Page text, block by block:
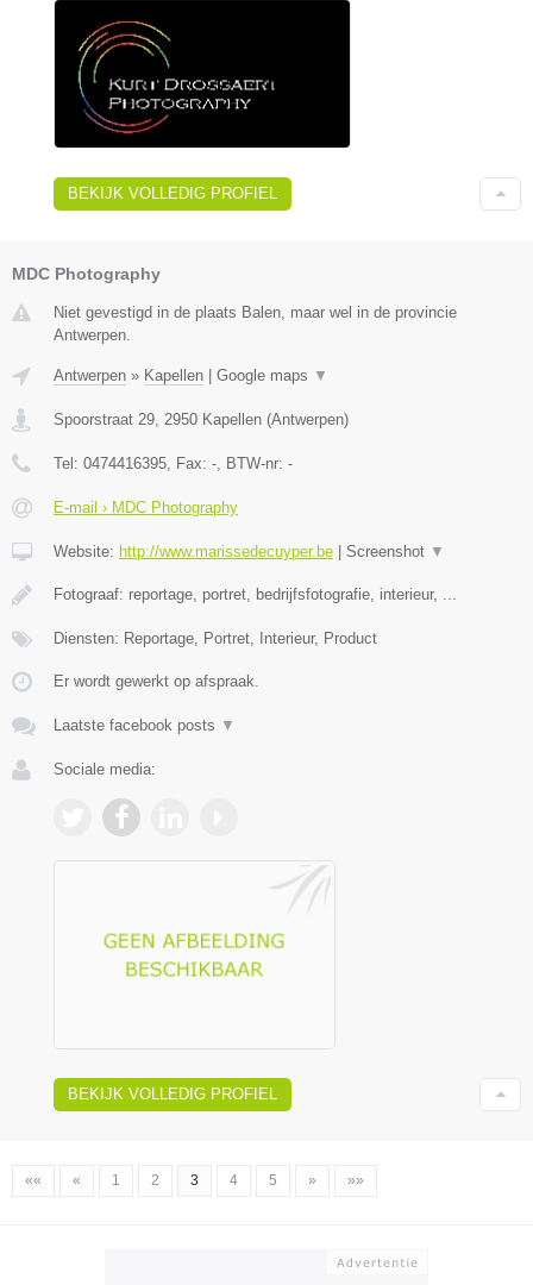
BEKIJK VOLLEDIG PROFIEL
MDC Photography
Niet gevestigd in de plaats Balen, maar wel in de provincie
Antwerpen.
Antwerpen » Kapellen Google maps ▼
Spoorstraat 29 2950 Kapellen (Antwerpen)
Tel: 0474416395 , Fax: - , BTW-nr: -
E-mail › MDC Photography
Website: http://www.marissedecuyper.be Screenshot ▼
Fotograaf: reportage, portret, bedrijfsfotografie, interieur, ...
Diensten: Reportage, Portret, Interieur, Product
Er wordt gewerkt op afspraak.
Laatste facebook posts ▼
Sociale media:
BEKIJK VOLLEDIG PROFIEL
«« « 1 2 3 4 5 » »»